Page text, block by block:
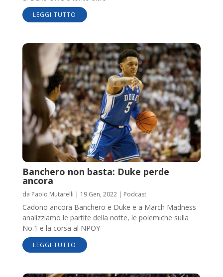
LEGGI TUTTO
Banchero non basta: Duke perde
ancora
da Paolo Mutarelli | 19 Gen, 2022| Podcast
Cadono ancora Banchero e Duke e a March Madness
analizziamo le partite della notte, le polemiche sulla
No.1 e la corsa al NPOY
LEGGI TUTTO